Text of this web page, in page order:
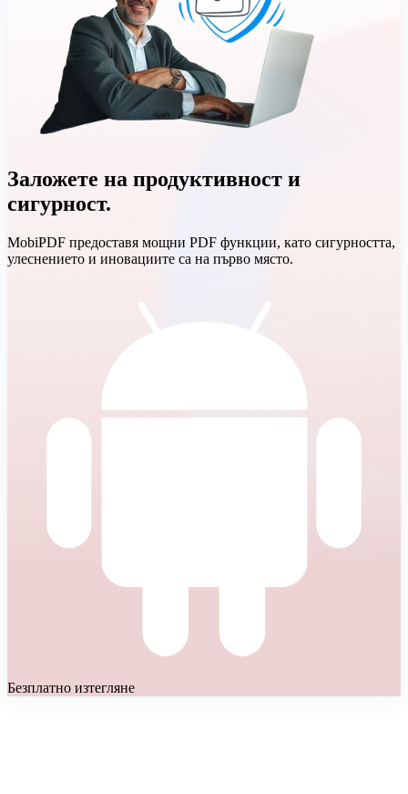
Заложете на продуктивност и
сигурност.
MobiPDF предоставя мощни PDF функции, като сигурността,
улеснението и иновациите са на първо място.
Безплатно изтегляне